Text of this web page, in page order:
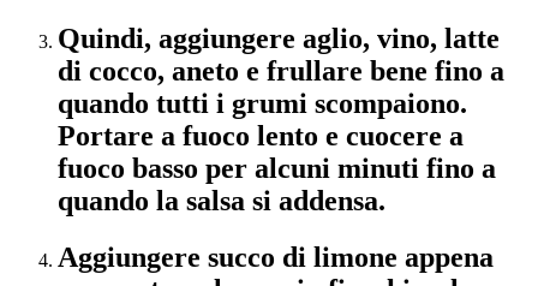
Quindi, aggiungere aglio, vino, latte
di cocco, aneto e frullare bene fino a
quando tutti i grumi scompaiono.
Portare a fuoco lento e cuocere a
fuoco basso per alcuni minuti fino a
quando la salsa si addensa.
Aggiungere succo di limone appena